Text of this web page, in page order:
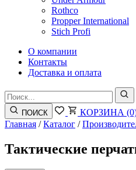
Rothco
Propper International
Stich Profi
О компании
Контакты
Доставка и оплата
ПОИСК КОРЗИНА
Главная /Каталог /
Тактические